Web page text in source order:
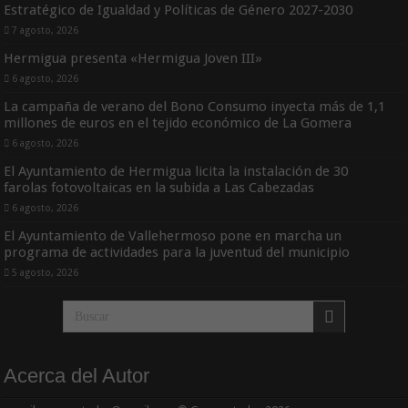
Estratégico de Igualdad y Políticas de Género 2027-2030
7 agosto, 2026
Hermigua presenta «Hermigua Joven III»
6 agosto, 2026
La campaña de verano del Bono Consumo inyecta más de 1,1
millones de euros en el tejido económico de La Gomera
6 agosto, 2026
El Ayuntamiento de Hermigua licita la instalación de 30
farolas fotovoltaicas en la subida a Las Cabezadas
6 agosto, 2026
El Ayuntamiento de Vallehermoso pone en marcha un
programa de actividades para la juventud del municipio
5 agosto, 2026
Acerca del Autor